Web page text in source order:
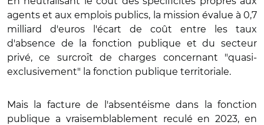
agents et aux emplois publics, la mission évalue à 0,7
milliard d'euros l'écart de coût entre les taux
d'absence de la fonction publique et du secteur
privé, ce surcroît de charges concernant "quasi-
exclusivement" la fonction publique territoriale.
Mais la facture de l'absentéisme dans la fonction
publique a vraisemblablement reculé en 2023, en